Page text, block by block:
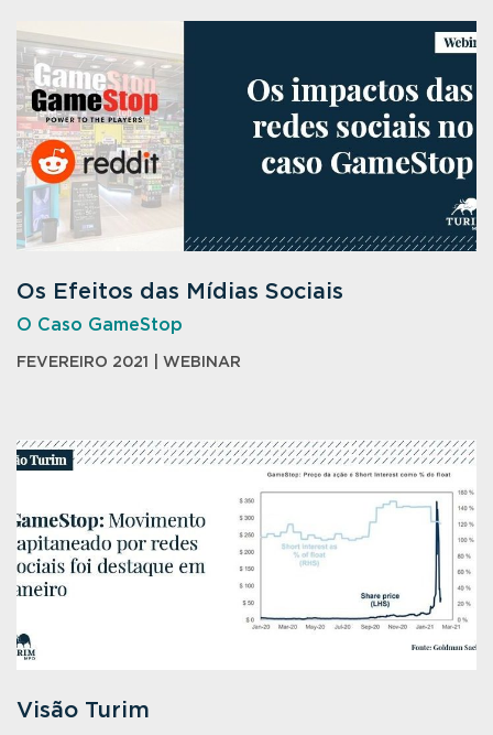
Os Efeitos das Mídias Sociais
O Caso GameStop
FEVEREIRO 2021 | WEBINAR
Visão Turim